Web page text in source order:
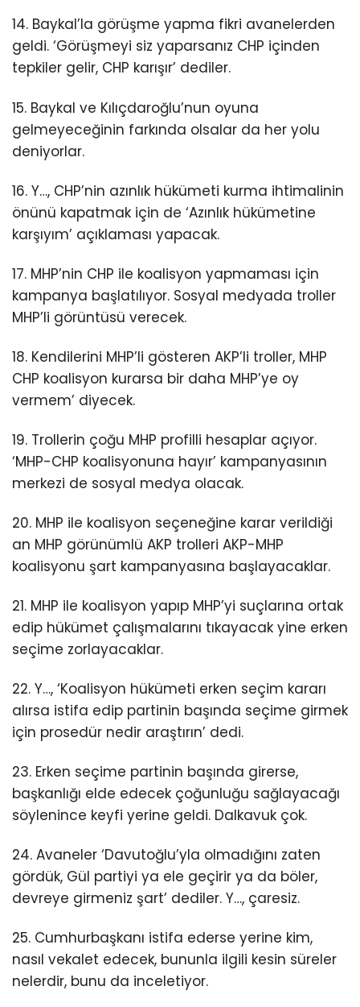
14. Baykal’la görüşme yapma fikri avanelerden
geldi. ‘Görüşmeyi siz yaparsanız CHP içinden
tepkiler gelir, CHP karışır’ dediler.
15. Baykal ve Kılıçdaroğlu’nun oyuna
gelmeyeceğinin farkında olsalar da her yolu
deniyorlar.
16. Y…, CHP’nin azınlık hükümeti kurma ihtimalinin
önünü kapatmak için de ‘Azınlık hükümetine
karşıyım’ açıklaması yapacak.
17. MHP’nin CHP ile koalisyon yapmaması için
kampanya başlatılıyor. Sosyal medyada troller
MHP’li görüntüsü verecek.
18. Kendilerini MHP’li gösteren AKP’li troller, MHP
CHP koalisyon kurarsa bir daha MHP’ye oy
vermem’ diyecek.
19. Trollerin çoğu MHP profilli hesaplar açıyor.
‘MHP-CHP koalisyonuna hayır’ kampanyasının
merkezi de sosyal medya olacak.
20. MHP ile koalisyon seçeneğine karar verildiği
an MHP görünümlü AKP trolleri AKP-MHP
koalisyonu şart kampanyasına başlayacaklar.
21. MHP ile koalisyon yapıp MHP’yi suçlarına ortak
edip hükümet çalışmalarını tıkayacak yine erken
seçime zorlayacaklar.
22. Y…, ‘Koalisyon hükümeti erken seçim kararı
alırsa istifa edip partinin başında seçime girmek
için prosedür nedir araştırın’ dedi.
23. Erken seçime partinin başında girerse,
başkanlığı elde edecek çoğunluğu sağlayacağı
söylenince keyfi yerine geldi. Dalkavuk çok.
24. Avaneler ‘Davutoğlu’yla olmadığını zaten
gördük, Gül partiyi ya ele geçirir ya da böler,
devreye girmeniz şart’ dediler. Y…, çaresiz.
25. Cumhurbaşkanı istifa ederse yerine kim,
nasıl vekalet edecek, bununla ilgili kesin süreler
nelerdir, bunu da inceletiyor.